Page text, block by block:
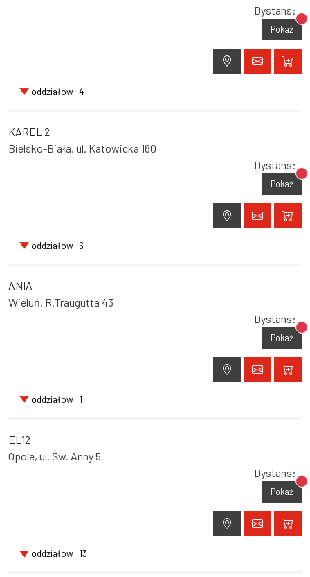
Dystans:
Pokaż
oddziałów: 4
KAREL 2
Bielsko-Biała, ul. Katowicka 180
Dystans:
Pokaż
oddziałów: 6
ANIA
Wieluń, R.Traugutta 43
Dystans:
Pokaż
oddziałów: 1
EL12
Opole, ul. Św. Anny 5
Dystans:
Pokaż
oddziałów: 13